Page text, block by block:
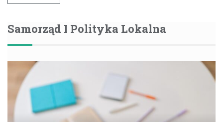
Samorząd I Polityka Lokalna